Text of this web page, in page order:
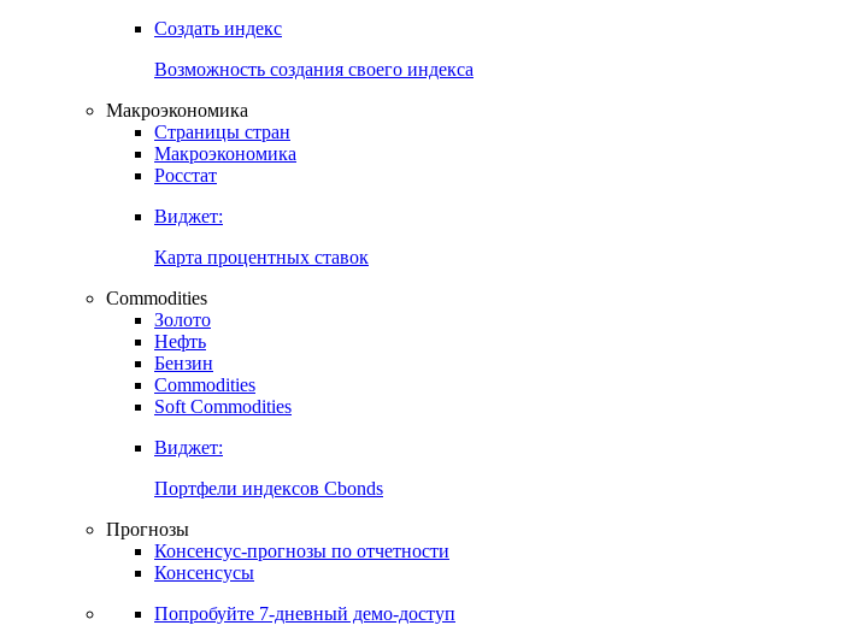
Создать индекс
Возможность создания своего индекса
Макроэкономика
Страницы стран
Макроэкономика
Росстат
Виджет:
Карта процентных ставок
Commodities
Золото
Нефть
Бензин
Commodities
Soft Commodities
Виджет:
Портфели индексов Cbonds
Прогнозы
Консенсус-прогнозы по отчетности
Консенсусы
Попробуйте 7-дневный демо-доступ